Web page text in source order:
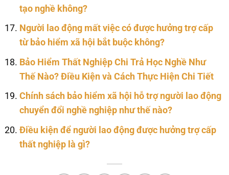
tạo nghề không?
Người lao động mất việc có được hưởng trợ cấp
từ bảo hiểm xã hội bắt buộc không?
Bảo Hiểm Thất Nghiệp Chi Trả Học Nghề Như
Thế Nào? Điều Kiện và Cách Thực Hiện Chi Tiết
Chính sách bảo hiểm xã hội hỗ trợ người lao động
chuyển đổi nghề nghiệp như thế nào?
Điều kiện để người lao động được hưởng trợ cấp
thất nghiệp là gì?